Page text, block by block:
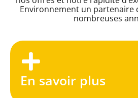
Environnement un partenaire
nombreuses
En savoir plus